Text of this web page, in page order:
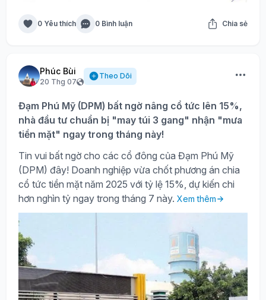
0 Yêu thích 0 Bình luận Chia sẻ
Phúc Bùi
20 Thg 07
Theo Dõi
Đạm Phú Mỹ (DPM) bất ngờ nâng cổ tức lên 15%,
nhà đầu tư chuẩn bị "may túi 3 gang" nhận "mưa
tiền mặt" ngay trong tháng này!
Tin vui bất ngờ cho các cổ đông của Đạm Phú Mỹ
(DPM) đây! Doanh nghiệp vừa chốt phương án chia
cổ tức tiền mặt năm 2025 với tỷ lệ 15%, dự kiến chi
hơn nghìn tỷ ngay trong tháng 7 này. Xem thêm